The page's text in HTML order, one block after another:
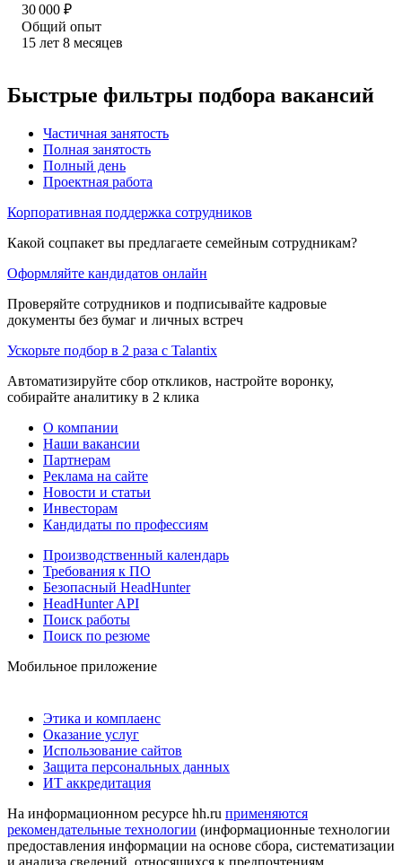
30 000 ₽
Общий опыт
15 лет 8 месяцев
Быстрые фильтры подбора вакансий
Частичная занятость
Полная занятость
Полный день
Проектная работа
Корпоративная поддержка сотрудников
Какой соцпакет вы предлагаете семейным сотрудникам?
Оформляйте кандидатов онлайн
Проверяйте сотрудников и подписывайте кадровые
документы без бумаг и личных встреч
Ускорьте подбор в 2 раза с Talantix
Автоматизируйте сбор откликов, настройте воронку,
собирайте аналитику в 2 клика
О компании
Наши вакансии
Партнерам
Реклама на сайте
Новости и статьи
Инвесторам
Кандидаты по профессиям
Производственный календарь
Требования к ПО
Безопасный HeadHunter
HeadHunter API
Поиск работы
Поиск по резюме
Мобильное приложение
Этика и комплаенс
Оказание услуг
Использование сайтов
Защита персональных данных
ИТ аккредитация
На информационном ресурсе hh.ru применяются
рекомендательные технологии (информационные технологии
предоставления информации на основе сбора, систематизации
и анализа сведений, относящихся к предпочтениям